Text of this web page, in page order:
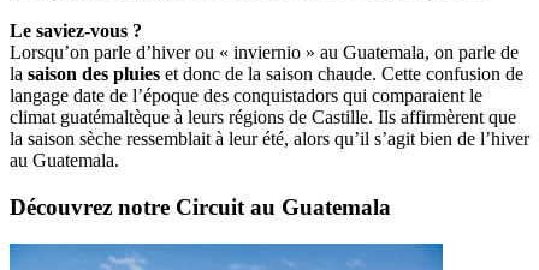
Le saviez-vous ?
Lorsqu’on parle d’hiver ou « inviernio » au Guatemala, on parle de
la saison des pluies et donc de la saison chaude. Cette confusion de
langage date de l’époque des conquistadors qui comparaient le
climat guatémaltèque à leurs régions de Castille. Ils affirmèrent que
la saison sèche ressemblait à leur été, alors qu’il s’agit bien de l’hiver
au Guatemala.
Découvrez notre Circuit au Guatemala